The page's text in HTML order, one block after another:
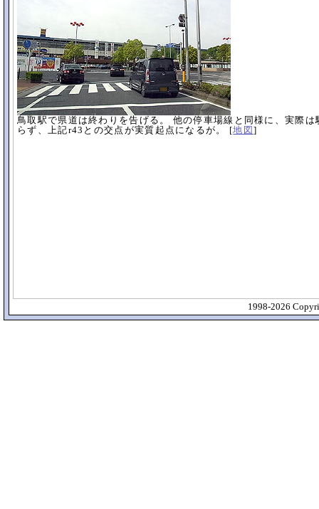
鳥取駅で県道は終わりを告げる。 他の停車場線と同様に、実際
らず、上記r43との交点が実質起点になるが。 [地図 ]
1998-2026